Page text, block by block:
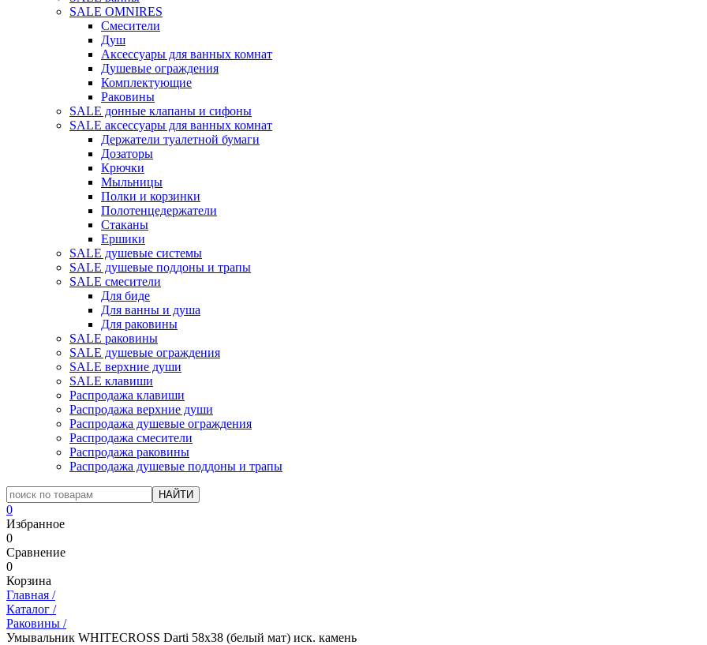
SALE OMNIRES
Смесители
Душ
Аксессуары для ванных комнат
Душевые ограждения
Комплектующие
Раковины
SALE донные клапаны и сифоны
SALE аксессуары для ванных комнат
Держатели туалетной бумаги
Дозаторы
Крючки
Мыльницы
Полки и корзинки
Полотенцедержатели
Стаканы
Ершики
SALE душевые системы
SALE душевые поддоны и трапы
SALE смесители
Для биде
Для ванны и душа
Для раковины
SALE раковины
SALE душевые ограждения
SALE верхние души
SALE клавиши
Распродажа клавиши
Распродажа верхние души
Распродажа душевые ограждения
Распродажа смесители
Распродажа раковины
Распродажа душевые поддоны и трапы
0
Избранное
0
Сравнение
0
Корзина
Главная /
Каталог /
Раковины /
Умывальник WHITECROSS Darti 58x38 (белый мат) иск. камень